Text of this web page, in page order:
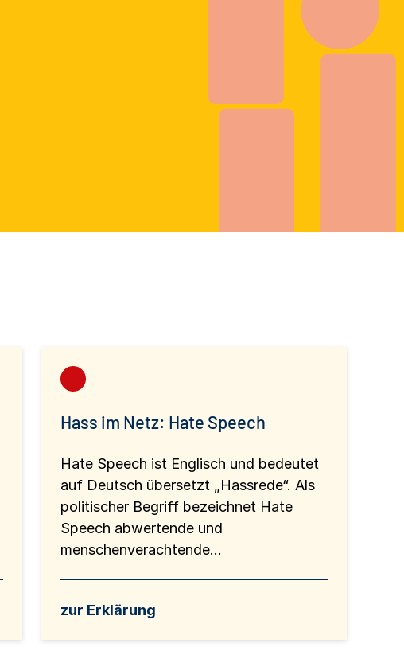
Hass im Netz: Hate Speech
Hate Speech ist Englisch und bedeutet
auf Deutsch übersetzt „Hassrede“. Als
politischer Begriff bezeichnet Hate
Speech abwertende und
menschenverachtende...
zur Erklärung